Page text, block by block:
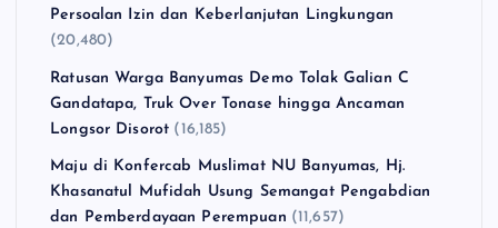
Persoalan Izin dan Keberlanjutan Lingkungan
(20,480)
Ratusan Warga Banyumas Demo Tolak Galian C
Gandatapa, Truk Over Tonase hingga Ancaman
Longsor Disorot (16,185)
Maju di Konfercab Muslimat NU Banyumas, Hj.
Khasanatul Mufidah Usung Semangat Pengabdian
dan Pemberdayaan Perempuan (11,657)